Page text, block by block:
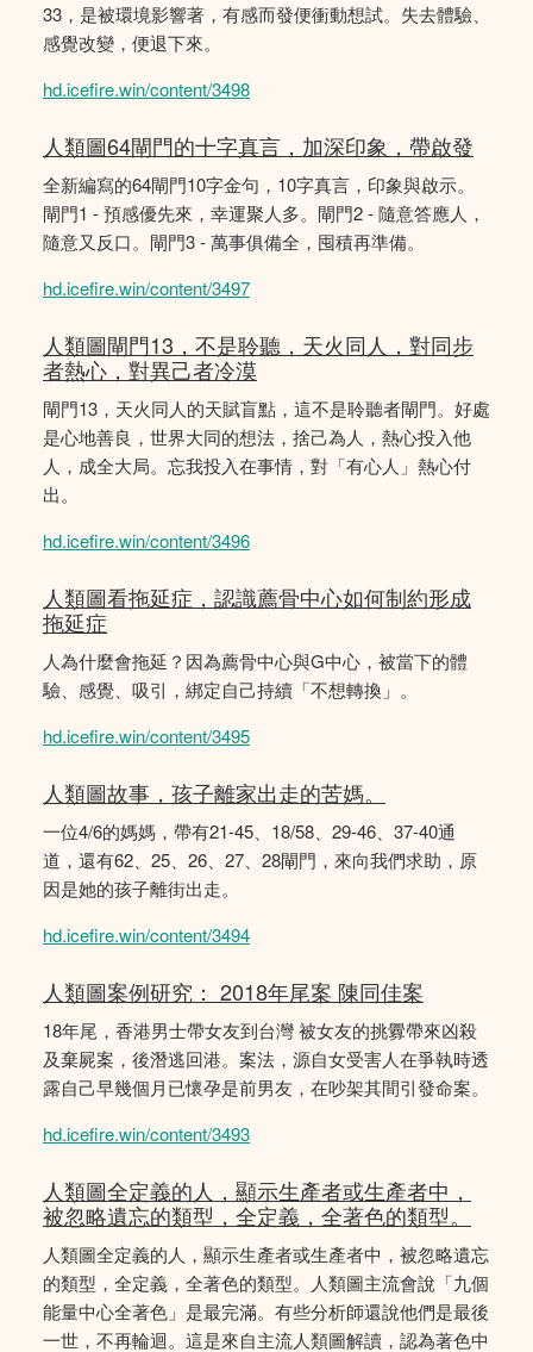
33，是被環境影響著，有感而發便衝動想試。失去體驗、
感覺改變，便退下來。
hd.icefire.win/content/3498
人類圖64閘門的十字真言，加深印象，帶啟發
全新編寫的64閘門10字金句，10字真言，印象與啟示。
閘門1 - 預感優先來，幸運聚人多。閘門2 - 隨意答應人，
隨意又反口。閘門3 - 萬事俱備全，囤積再準備。
hd.icefire.win/content/3497
人類圖閘門13，不是聆聽，天火同人，對同步
者熱心，對異己者冷漠
閘門13，天火同人的天賦盲點，這不是聆聽者閘門。好處
是心地善良，世界大同的想法，捨己為人，熱心投入他
人，成全大局。忘我投入在事情，對「有心人」熱心付
出。
hd.icefire.win/content/3496
人類圖看拖延症，認識薦骨中心如何制約形成
拖延症
人為什麼會拖延？因為薦骨中心與G中心，被當下的體
驗、感覺、吸引，綁定自己持續「不想轉換」。
hd.icefire.win/content/3495
人類圖故事，孩子離家出走的苦媽。
一位4/6的媽媽，帶有21-45、18/58、29-46、37-40通
道，還有62、25、26、27、28閘門，來向我們求助，原
因是她的孩子離街出走。
hd.icefire.win/content/3494
人類圖案例研究： 2018年尾案 陳同佳案
18年尾，香港男士帶女友到台灣 被女友的挑釁帶來凶殺
及棄屍案，後潛逃回港。案法，源自女受害人在爭執時透
露自己早幾個月已懷孕是前男友，在吵架其間引發命案。
hd.icefire.win/content/3493
人類圖全定義的人，顯示生產者或生產者中，
被忽略遺忘的類型，全定義，全著色的類型。
人類圖全定義的人，顯示生產者或生產者中，被忽略遺忘
的類型，全定義，全著色的類型。人類圖主流會說「九個
能量中心全著色」是最完滿。有些分析師還說他們是最後
一世，不再輪迴。這是來自主流人類圖解讀，認為著色中